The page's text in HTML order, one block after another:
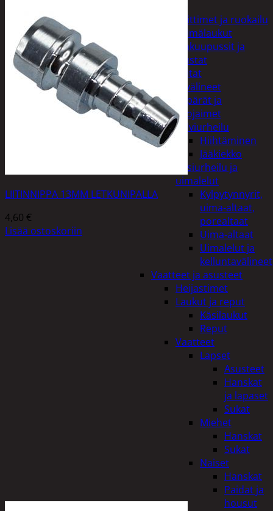
Keittimet ja ruokailu
Kylmälaukut
Makuupussit ja
alustat
Teltat
Urheiluvälineet
Kypärät ja
suojaimet
Talviurheilu
Hiihtäminen
Jääkiekko
Vesiurheilu ja
uimalelut
Kylpytynnyrit,
uima-altaat,
porealtaat
Uima-altaat
Uimalelut ja
kelluntavälineet
Vaatteet ja asusteet
Heijastimet
Laukut ja reput
Käsilaukut
Reput
Vaatteet
Lapset
Asusteet
Hanskat
ja lapaset
Sukat
Miehet
Hanskat
Sukat
Naiset
Hanskat
Paidat ja
housut
LIITINNIPPA 13MM LETKUNIPALLA
4,60 €
Lisää ostoskoriin